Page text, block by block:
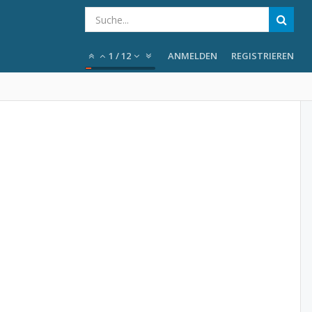
1 /12 ANMELDEN REGISTRIEREN